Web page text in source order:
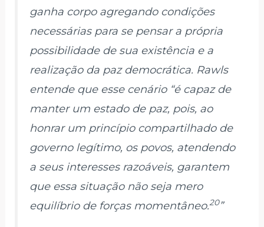
ganha corpo agregando condições
necessárias para se pensar a própria
possibilidade de sua existência e a
realização da paz democrática. Rawls
entende que esse cenário “é capaz de
manter um estado de paz, pois, ao
honrar um princípio compartilhado de
governo legítimo, os povos, atendendo
a seus interesses razoáveis, garantem
que essa situação não seja mero
equilíbrio de forças momentâneo.20”